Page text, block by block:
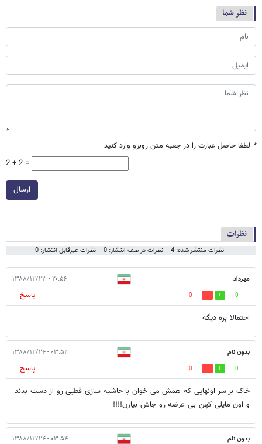
نظر شما
* لطفا حاصل عبارت را در جعبه متن روبرو وارد کنید
2 + 2 =
ارسال
نظرات
نظرات منتشر شده: 4 نظرات در صف انتشار: 0 نظرات غیرقابل انتشار: 0
مهرداد ۲۰:۵۶ - ۱۳۸۸/۱۲/۲۳
0
0
پاسخ
احتمالا بره دیگه
بدون نام ۰۳:۵۳ - ۱۳۸۸/۱۲/۲۴
0
0
پاسخ
خاک بر سر اونهایی که همش می خوان با حاشیه سازی قطبی رو از دست بدند
و اون مایلی کهن بی عرضه رو جاش بیارن!!!!
بدون نام ۰۳:۵۴ - ۱۳۸۸/۱۲/۲۴